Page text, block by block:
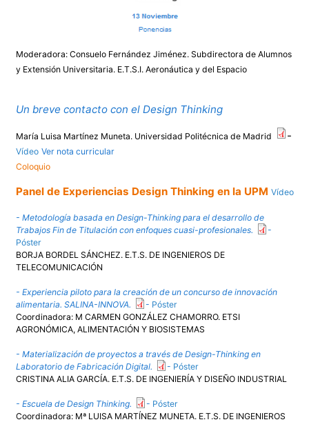
Moderadora: Consuelo Fernández Jiménez. Subdirectora de Alumnos
y Extensión Universitaria. E.T.S.I. Aeronáutica y del Espacio
Un breve contacto con el Design Thinking
María Luisa Martínez Muneta. Universidad Politécnica de Madrid -
Vídeo Ver nota curricular
Coloquio
Panel de Experiencias Design Thinking en la UPMVídeo
- Metodología basada en Design-Thinking para el desarrollo de
Trabajos Fin de Titulación con enfoques cuasi-profesionales.
-
Póster
BORJA BORDEL SÁNCHEZ. E.T.S. DE INGENIEROS DE
TELECOMUNICACIÓN
- Experiencia piloto para la creación de un concurso de innovación
alimentaria. SALINA-INNOVA.
- Póster
Coordinadora: M CARMEN GONZÁLEZ CHAMORRO. ETSI
AGRONÓMICA, ALIMENTACIÓN Y BIOSISTEMAS
- Materialización de proyectos a través de Design-Thinking en
Laboratorio de Fabricación Digital.
- Póster
CRISTINA ALIA GARCÍA. E.T.S. DE INGENIERÍA Y DISEÑO INDUSTRIAL
- Escuela de Design Thinking. - Póster
Coordinadora: Mª LUISA MARTÍNEZ MUNETA. E.T.S. DE INGENIEROS